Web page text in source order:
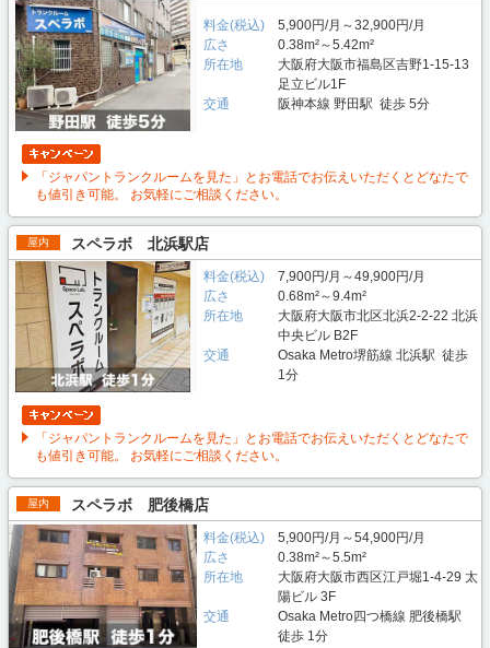
料金(税込)
5,900円/月～32,900円/月
広さ
0.38m²～5.42m²
所在地
大阪府大阪市福島区吉野1-15-13
足立ビル1F
交通
阪神本線 野田駅 徒歩 5分
「ジャパントランクルームを見た」とお電話でお伝えいただくとどなたで
も値引き可能。 お気軽にご相談ください。
屋内 スペラボ 北浜駅店
料金(税込)
7,900円/月～49,900円/月
広さ
0.68m²～9.4m²
所在地
大阪府大阪市北区北浜2-2-22 北浜
中央ビル B2F
交通
Osaka Metro堺筋線 北浜駅 徒歩
1分
「ジャパントランクルームを見た」とお電話でお伝えいただくとどなたで
も値引き可能。 お気軽にご相談ください。
屋内 スペラボ 肥後橋店
料金(税込)
5,900円/月～54,900円/月
広さ
0.38m²～5.5m²
所在地
大阪府大阪市西区江戸堀1-4-29 太
陽ビル 3F
交通
Osaka Metro四つ橋線 肥後橋駅
徒歩 1分